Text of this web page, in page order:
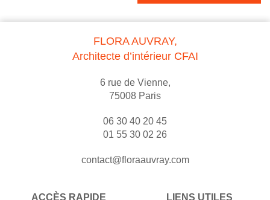
FLORA AUVRAY,
Architecte d’intérieur CFAI
6 rue de Vienne,
75008 Paris
06 30 40 20 45
01 55 30 02 26
contact@floraauvray.com
ACCÈS RAPIDE LIENS UTILES